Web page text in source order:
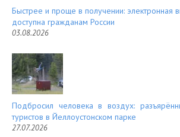
Быстрее и проще в получении: электронная
доступна гражданам России
03.08.2026
Подбросил человека в воздух:
туристов в Йеллоустонском парке
27.07.2026